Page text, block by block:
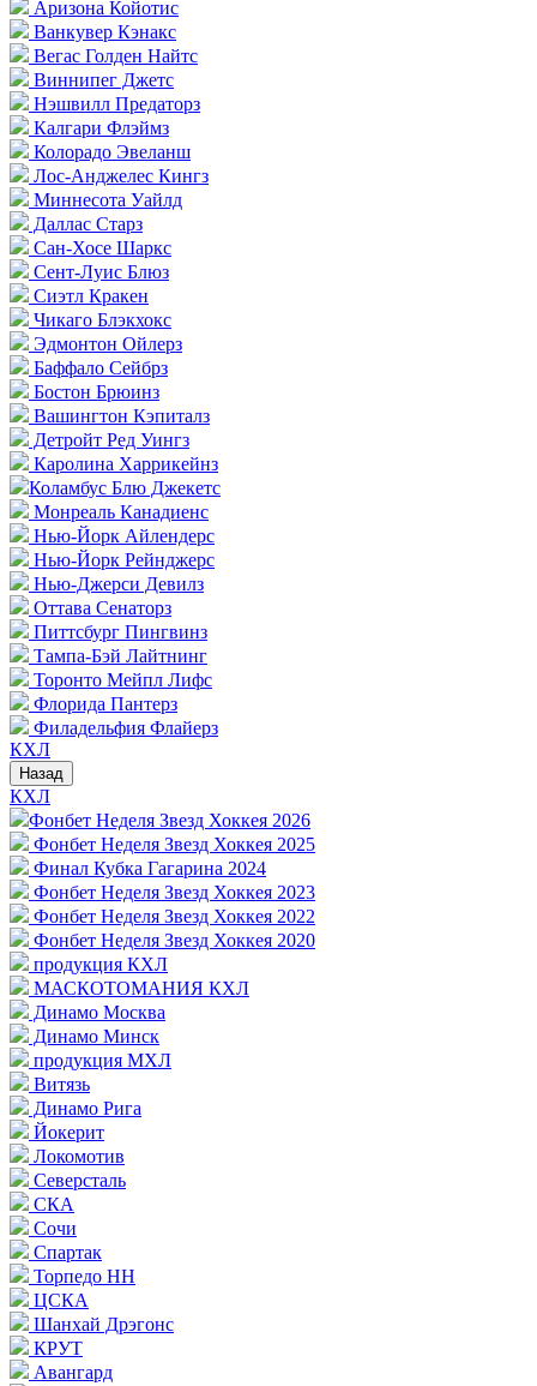
Аризона Койотис
Ванкувер Кэнакс
Вегас Голден Найтс
Виннипег Джетс
Нэшвилл Предаторз
Калгари Флэймз
Колорадо Эвеланш
Лос-Анджелес Кингз
Миннесота Уайлд
Даллас Старз
Сан-Хосе Шаркс
Сент-Луис Блюз
Сиэтл Кракен
Чикаго Блэкхокс
Эдмонтон Ойлерз
Баффало Сейбрз
Бостон Брюинз
Вашингтон Кэпиталз
Детройт Ред Уингз
Каролина Харрикейнз
Коламбус Блю Джекетс
Монреаль Канадиенс
Нью-Йорк Айлендерс
Нью-Йорк Рейнджерс
Нью-Джерси Девилз
Оттава Сенаторз
Питтсбург Пингвинз
Тампа-Бэй Лайтнинг
Торонто Мейпл Лифс
Флорида Пантерз
Филадельфия Флайерз
КХЛ
Назад
КХЛ
Фонбет Неделя Звезд Хоккея 2026
Фонбет Неделя Звезд Хоккея 2025
Финал Кубка Гагарина 2024
Фонбет Неделя Звезд Хоккея 2023
Фонбет Неделя Звезд Хоккея 2022
Фонбет Неделя Звезд Хоккея 2020
продукция КХЛ
МАСКОТОМАНИЯ КХЛ
Динамо Москва
Динамо Минск
продукция МХЛ
Витязь
Динамо Рига
Йокерит
Локомотив
Северсталь
СКА
Сочи
Спартак
Торпедо НН
ЦСКА
Шанхай Дрэгонс
КРУТ
Авангард